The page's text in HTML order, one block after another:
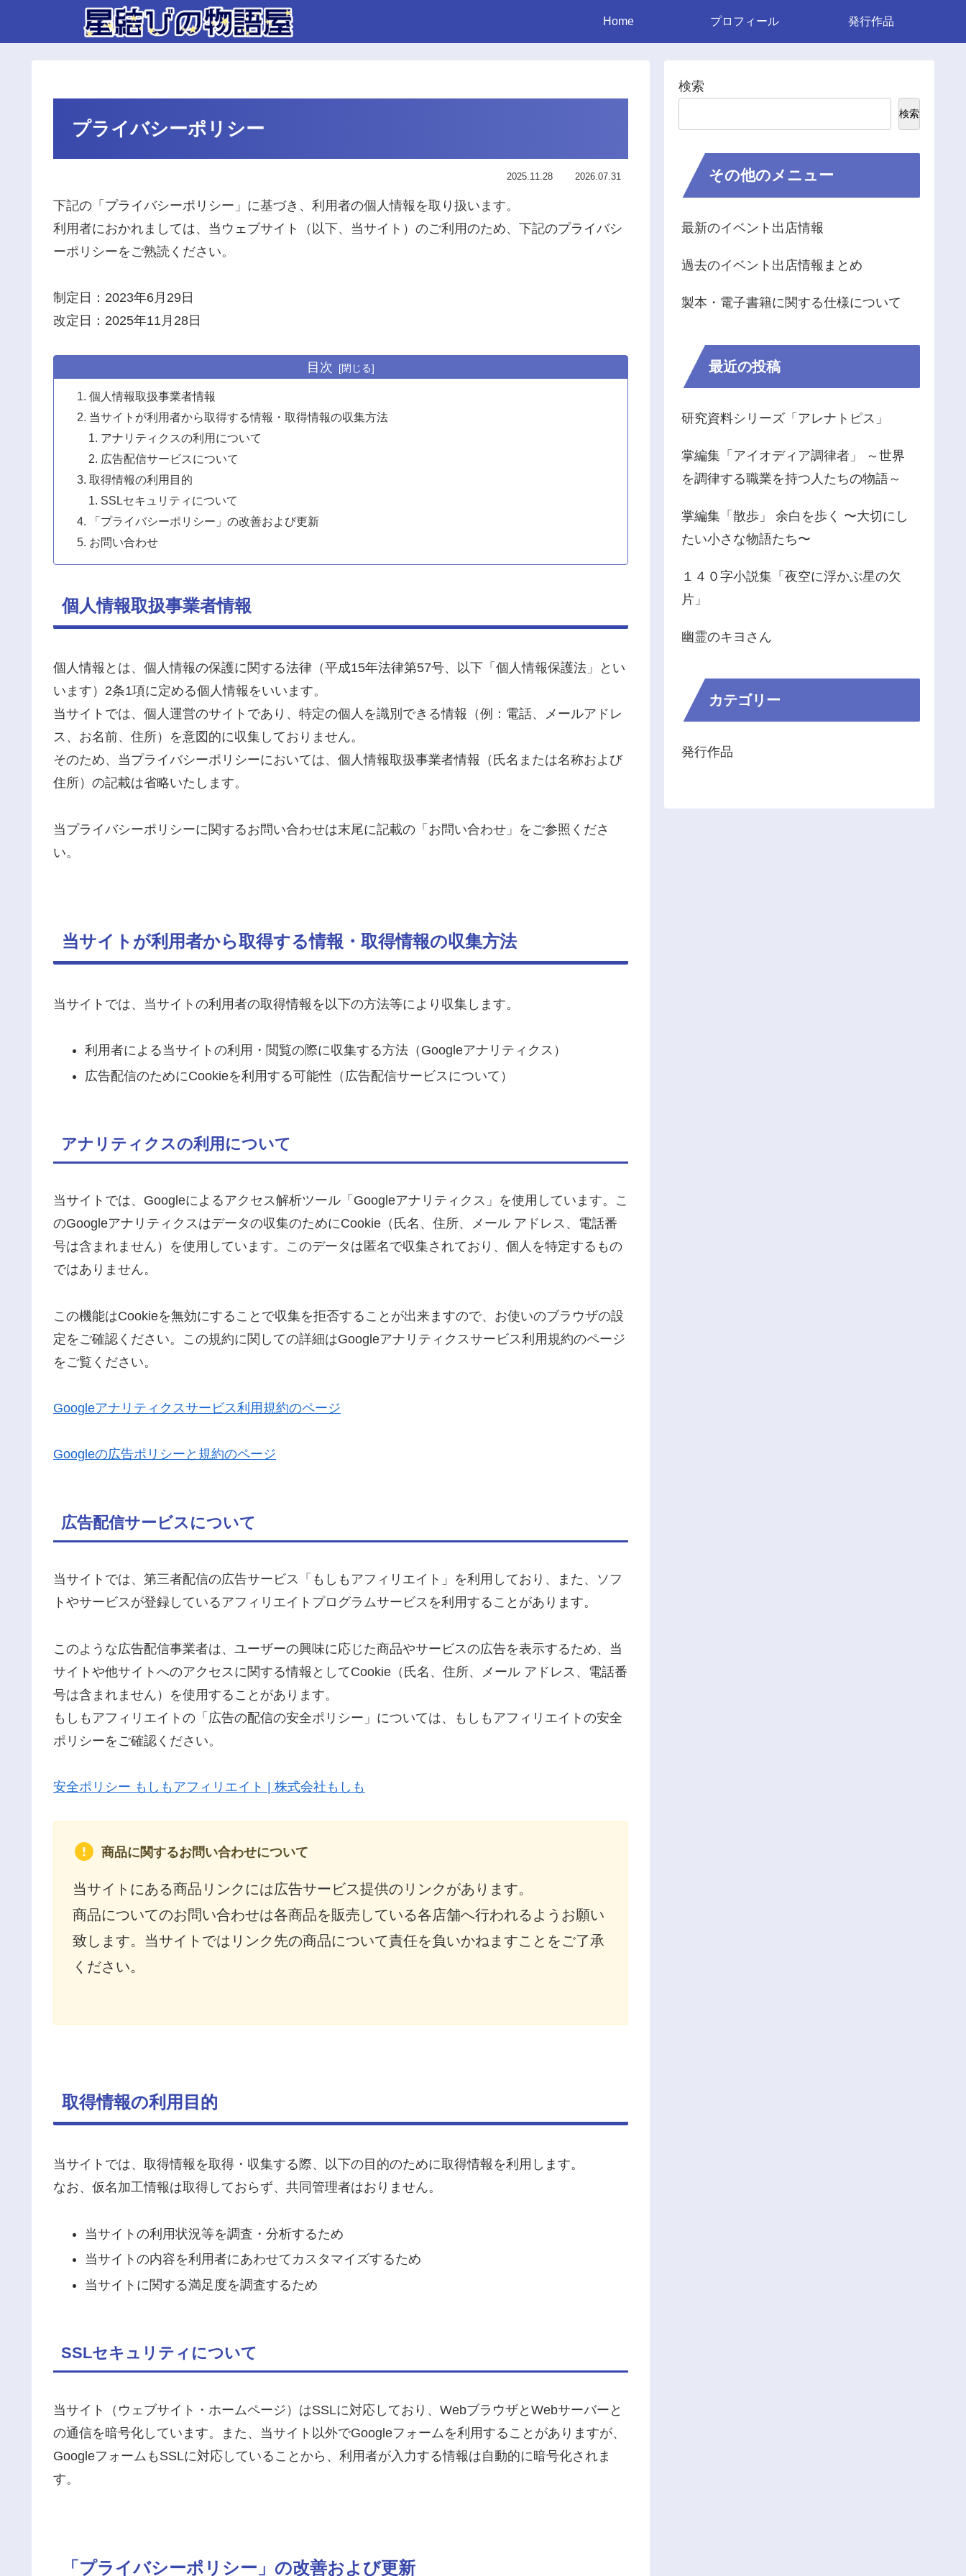
Home プロフィール 発行作品
プライバシーポリシー
2025.11.28 2026.07.31
下記の「プライバシーポリシー」に基づき、利用者の個人情報を取り扱います。
利用者におかれましては、当ウェブサイト（以下、当サイト）のご利用のため、下記のプライバシ
ーポリシーをご熟読ください。
制定日：2023年6月29日
改定日：2025年11月28日
目次
個人情報取扱事業者情報
当サイトが利用者から取得する情報・取得情報の収集方法
アナリティクスの利用について
広告配信サービスについて
取得情報の利用目的
SSLセキュリティについて
「プライバシーポリシー」の改善および更新
お問い合わせ
個人情報取扱事業者情報
個人情報とは、個人情報の保護に関する法律（平成15年法律第57号、以下「個人情報保護法」とい
います）2条1項に定める個人情報をいいます。
当サイトでは、個人運営のサイトであり、特定の個人を識別できる情報（例：電話、メールアドレ
ス、お名前、住所）を意図的に収集しておりません。
そのため、当プライバシーポリシーにおいては、個人情報取扱事業者情報（氏名または名称および
住所）の記載は省略いたします。
当プライバシーポリシーに関するお問い合わせは末尾に記載の「お問い合わせ」をご参照くださ
い。
当サイトが利用者から取得する情報・取得情報の収集方法
当サイトでは、当サイトの利用者の取得情報を以下の方法等により収集します。
利用者による当サイトの利用・閲覧の際に収集する方法（Googleアナリティクス）
広告配信のためにCookieを利用する可能性（広告配信サービスについて）
アナリティクスの利用について
当サイトでは、Googleによるアクセス解析ツール「Googleアナリティクス」を使用しています。こ
のGoogleアナリティクスはデータの収集のためにCookie（氏名、住所、メール アドレス、電話番
号は含まれません）を使用しています。このデータは匿名で収集されており、個人を特定するもの
ではありません。
この機能はCookieを無効にすることで収集を拒否することが出来ますので、お使いのブラウザの設
定をご確認ください。この規約に関しての詳細はGoogleアナリティクスサービス利用規約のページ
をご覧ください。
Googleアナリティクスサービス利用規約のページ
Googleの広告ポリシーと規約のページ
広告配信サービスについて
当サイトでは、第三者配信の広告サービス「もしもアフィリエイト」を利用しており、また、ソフ
トやサービスが登録しているアフィリエイトプログラムサービスを利用することがあります。
このような広告配信事業者は、ユーザーの興味に応じた商品やサービスの広告を表示するため、当
サイトや他サイトへのアクセスに関する情報としてCookie（氏名、住所、メール アドレス、電話番
号は含まれません）を使用することがあります。
もしもアフィリエイトの「広告の配信の安全ポリシー」については、もしもアフィリエイトの安全
ポリシーをご確認ください。
安全ポリシー もしもアフィリエイト | 株式会社もしも
商品に関するお問い合わせについて
当サイトにある商品リンクには広告サービス提供のリンクがあります。
商品についてのお問い合わせは各商品を販売している各店舗へ行われるようお願い
致します。当サイトではリンク先の商品について責任を負いかねますことをご了承
ください。
取得情報の利用目的
当サイトでは、取得情報を取得・収集する際、以下の目的のために取得情報を利用します。
なお、仮名加工情報は取得しておらず、共同管理者はおりません。
当サイトの利用状況等を調査・分析するため
当サイトの内容を利用者にあわせてカスタマイズするため
当サイトに関する満足度を調査するため
SSLセキュリティについて
当サイト（ウェブサイト・ホームページ）はSSLに対応しており、WebブラウザとWebサーバーと
の通信を暗号化しています。また、当サイト以外でGoogleフォームを利用することがありますが、
GoogleフォームもSSLに対応していることから、利用者が入力する情報は自動的に暗号化されま
す。
「プライバシーポリシー」の改善および更新
検索
検索
その他のメニュー
最新のイベント出店情報
過去のイベント出店情報まとめ
製本・電子書籍に関する仕様について
最近の投稿
研究資料シリーズ「アレナトピス」
掌編集「アイオディア調律者」 ～世界
を調律する職業を持つ人たちの物語～
掌編集「散歩」 余白を歩く 〜大切にし
たい小さな物語たち〜
１４０字小説集「夜空に浮かぶ星の欠
片」
幽霊のキヨさん
カテゴリー
発行作品